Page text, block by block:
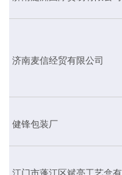
济南麦信经贸有限公司
健锋包装厂